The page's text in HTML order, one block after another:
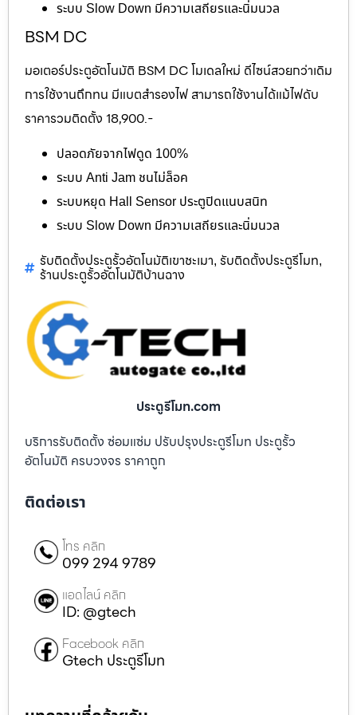
ระบบ Slow Down มีความเสถียรและนิ่มนวล
BSM DC
มอเตอร์ประตูอัตโนมัติ BSM DC โมเดลใหม่ ดีไซน์สวยกว่าเดิม
การใช้งานถึกทน มีแบตสำรองไฟ สามารถใช้งานได้แม้ไฟดับ
ราคารวมติดตั้ง 18,900.-
ปลอดภัยจากไฟดูด 100%
ระบบ Anti Jam ชนไม่ล็อค
ระบบหยุด Hall Sensor ประตูปิดแนบสนิท
ระบบ Slow Down มีความเสถียรและนิ่มนวล
รับติดตั้งประตูรั้วอัตโนมัติเขาชะเมา, รับติดตั้งประตูรีโมท,
ร้านประตูรั้วอัตโนมัติบ้านฉาง
ประตูรีโมท.com
บริการรับติดตั้ง ซ่อมแซ่ม ปรับปรุงประตูรีโมท ประตูรั้ว
อัตโนมัติ ครบวงจร ราคาถูก
ติดต่อเรา
โทร คลิก
099 294 9789
แอดไลน์ คลิก
ID: @gtech
Facebook คลิก
Gtech ประตูรีโมท